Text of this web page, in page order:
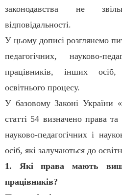
законодавства не
відповідальності.
У цьому дописі розглянемо
педагогічних, науково-
працівників, інших
освітнього процесу.
У базовому Законі України
статті 54 визначено права та
науково-педагогічних і
осіб, які залучаються до
1. Які права мають вище
працівників?